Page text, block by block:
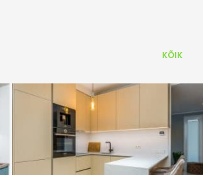
KÕIK